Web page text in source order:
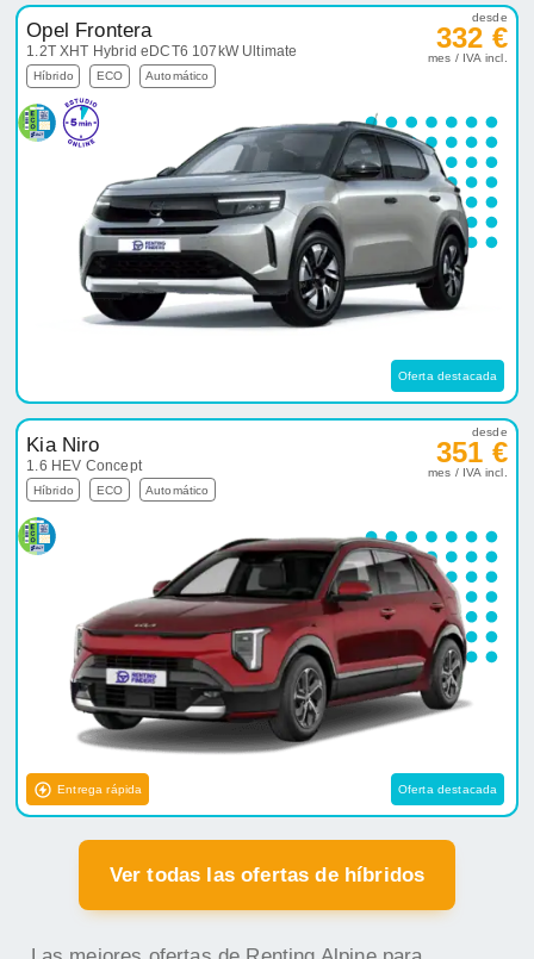
Opel Frontera
1.2T XHT Hybrid eDCT6 107kW Ultimate
Híbrido ECO Automático
desde
332 €
mes / IVA incl.
Oferta destacada
Kia Niro
1.6 HEV Concept
Híbrido ECO Automático
desde
351 €
mes / IVA incl.
Entrega rápida Oferta destacada
Ver todas las ofertas de híbridos